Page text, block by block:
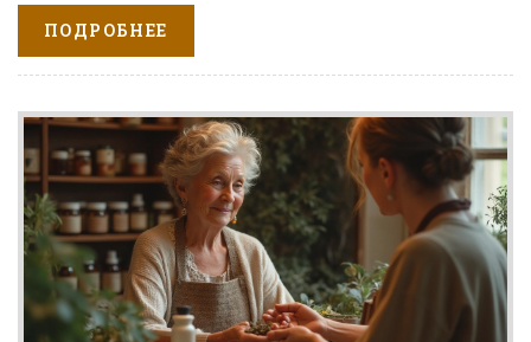
помочь точечно бороться с проблемой. Советы от
дерматологов дополнят вашу стратегию ухода,
помогая справиться с акне быстрее. Узнайте, как
обрести уверенность и здоровье кожи, применив
правильные методы.
ПОДРОБНЕЕ